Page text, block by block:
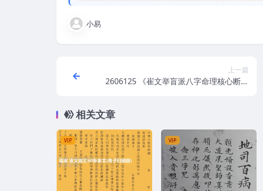
小易
上一篇
2606125 《崔文举盲派八字命理核心断法
相关文章
VIP VIP